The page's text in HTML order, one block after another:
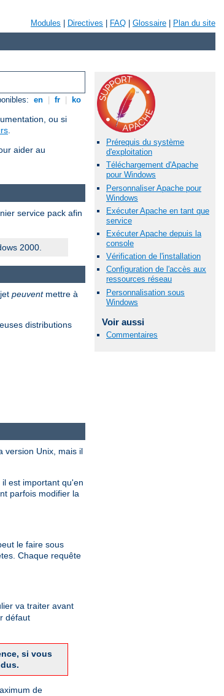
Modules Directives FAQ Glossaire Plan du site
en fr ko
ou si
.
aider au
Prérequis du système
d'exploitation
Téléchargement d'Apache
pour Windows
Personnaliser Apache pour
Windows
Exécuter Apache en tant que
service
Exécuter Apache depuis la
console
Vérification de l'installation
Configuration de l'accès aux
ressources réseau
Personnalisation sous
Windows
Voir aussi
Commentaires
service pack afin
2000.
peuventmettre à
distributions
version Unix, mais il
est important qu'en
parfois modifier la
le faire sous
Chaque requête
va traiter avant
défaut
si vous
de